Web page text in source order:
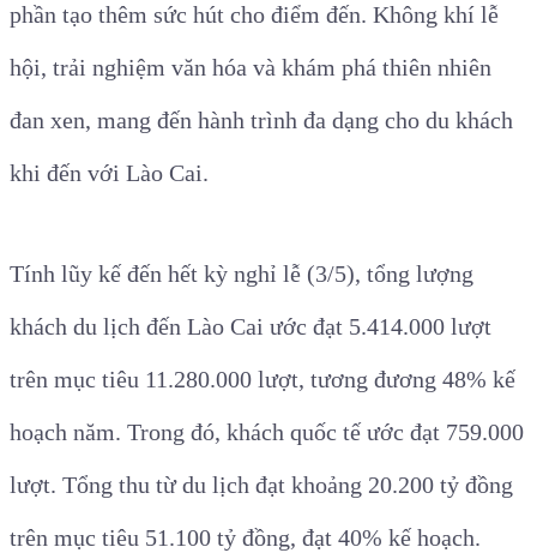
phần tạo thêm sức hút cho điểm đến. Không khí lễ
hội, trải nghiệm văn hóa và khám phá thiên nhiên
đan xen, mang đến hành trình đa dạng cho du khách
khi đến với Lào Cai.
Tính lũy kế đến hết kỳ nghỉ lễ (3/5), tổng lượng
khách du lịch đến Lào Cai ước đạt 5.414.000 lượt
trên mục tiêu 11.280.000 lượt, tương đương 48% kế
hoạch năm. Trong đó, khách quốc tế ước đạt 759.000
lượt. Tổng thu từ du lịch đạt khoảng 20.200 tỷ đồng
trên mục tiêu 51.100 tỷ đồng, đạt 40% kế hoạch.